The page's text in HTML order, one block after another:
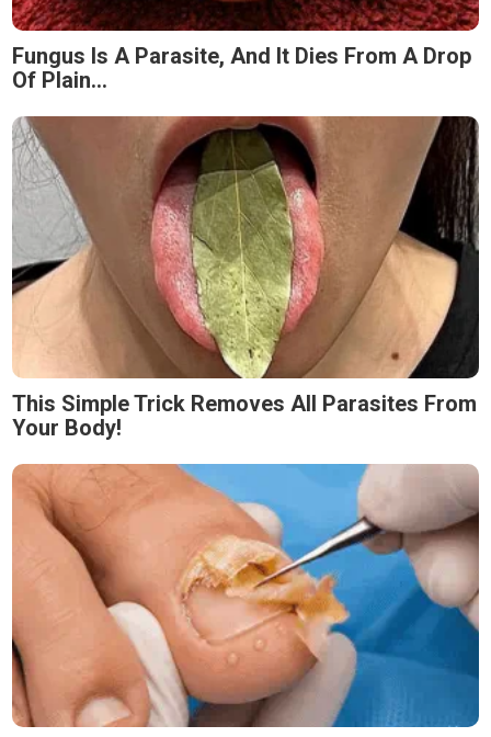
Fungus Is A Parasite, And It Dies From A Drop
Of Plain...
This Simple Trick Removes All Parasites From
Your Body!